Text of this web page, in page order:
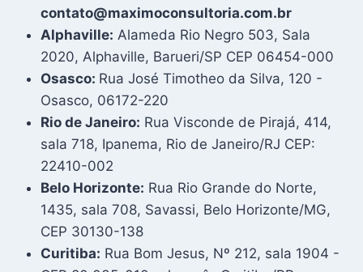
contato@maximoconsultoria.com.br
Alphaville: Alameda Rio Negro 503, Sala
2020, Alphaville, Barueri/SP CEP 06454-000
Osasco: Rua José Timotheo da Silva, 120 -
Osasco, 06172-220
Rio de Janeiro: Rua Visconde de Pirajá, 414,
sala 718, Ipanema, Rio de Janeiro/RJ CEP:
22410-002
Belo Horizonte: Rua Rio Grande do Norte,
1435, sala 708, Savassi, Belo Horizonte/MG,
CEP 30130-138
Curitiba: Rua Bom Jesus, Nº 212, sala 1904 -